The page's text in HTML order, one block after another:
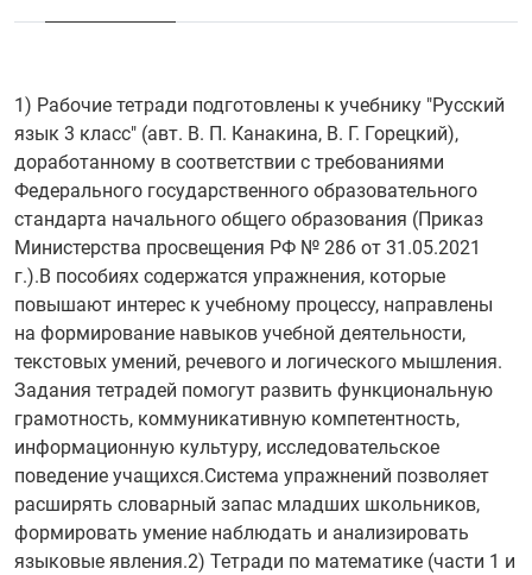
1) Рабочие тетради подготовлены к учебнику "Русский
язык 3 класс" (авт. В. П. Канакина, В. Г. Горецкий),
доработанному в соответствии с требованиями
Федерального государственного образовательного
стандарта начального общего образования (Приказ
Министерства просвещения РФ № 286 от 31.05.2021
г.).В пособиях содержатся упражнения, которые
повышают интерес к учебному процессу, направлены
на формирование навыков учебной деятельности,
текстовых умений, речевого и логического мышления.
Задания тетрадей помогут развить функциональную
грамотность, коммуникативную компетентность,
информационную культуру, исследовательское
поведение учащихся.Система упражнений позволяет
расширять словарный запас младших школьников,
формировать умение наблюдать и анализировать
языковые явления.2) Тетради по математике (части 1 и